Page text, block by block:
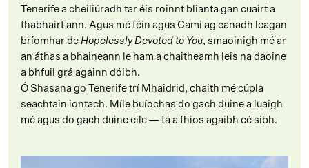
Tenerife a cheiliúradh tar éis roinnt blianta gan cuairt a
thabhairt ann. Agus mé féin agus Cami ag canadh leagan
bríomhar de Hopelessly Devoted to You, smaoinigh mé ar
an áthas a bhaineann le ham a chaitheamh leis na daoine
a bhfuil grá againn dóibh.
Ó Shasana go Tenerife trí Mhaidrid, chaith mé cúpla
seachtain iontach. Míle buíochas do gach duine a luaigh
mé agus do gach duine eile — tá a fhios agaibh cé sibh.